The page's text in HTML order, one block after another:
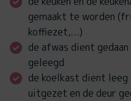
gemaakt te worden
koffiezet,...)
de afwas dient
geleegd
de koelkast dient
uitgezet en de deur